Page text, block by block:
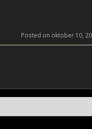
Posted on oktober 10,